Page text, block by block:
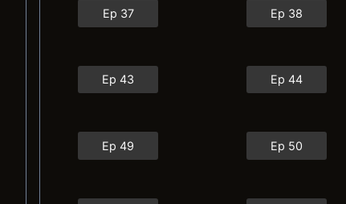
Ep 37 Ep 38
Ep 43 Ep 44
Ep 49 Ep 50